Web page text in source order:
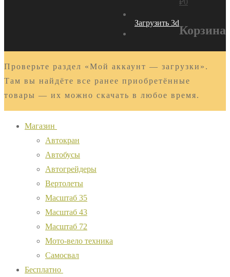
Загрузить 3d
Корзина
Проверьте раздел «Мой аккаунт — загрузки».
Там вы найдёте все ранее приобретённые
товары — их можно скачать в любое время.
Магазин
Автокран
Автобусы
Автогрейдеры
Вертолеты
Масштаб 35
Масштаб 43
Масштаб 72
Мото-вело техника
Самосвал
Бесплатно